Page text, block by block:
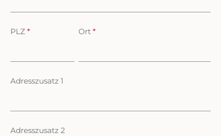
PLZ * Ort *
Adresszusatz 1
Adresszusatz 2